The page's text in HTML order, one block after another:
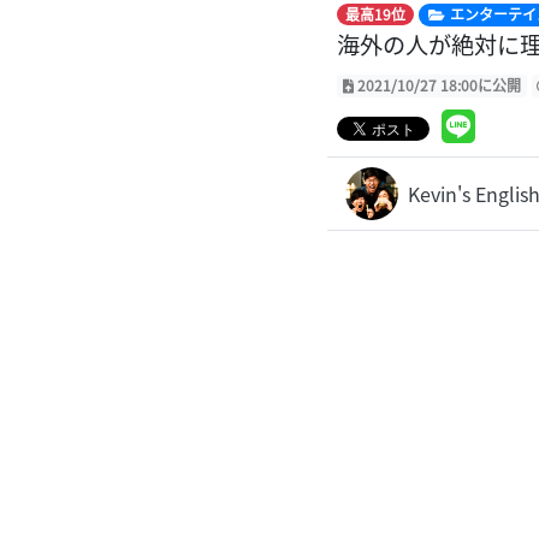
最高19位 エンターテ
海外の人が絶対に
2021/10/27 18:00に公開
Kevin's